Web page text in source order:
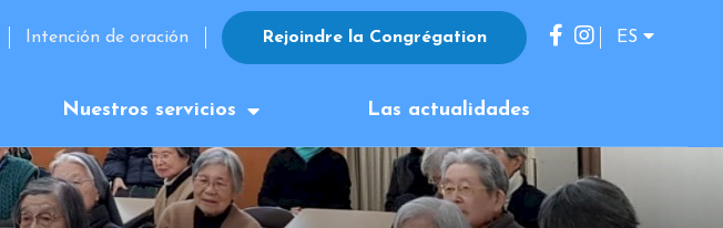
Intención de oración Rejoindre la Congrégation ES
IT
KO
Nuestros servicios Las actualidades